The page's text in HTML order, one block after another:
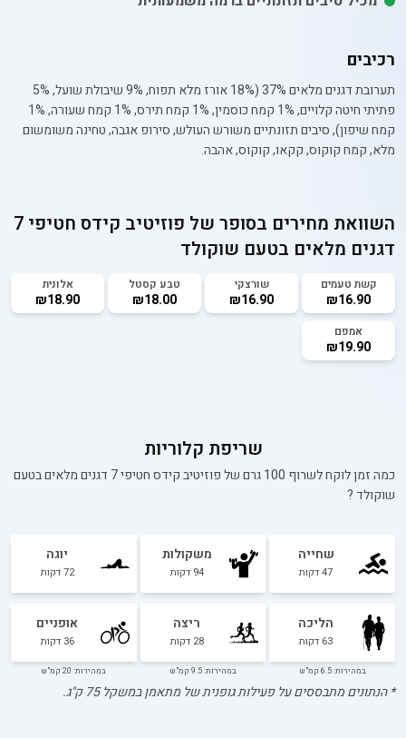
רכיבים
תערובת דגנים מלאים 37% (18% אורז מלא תפוח, 9% שיבולת שועל, 5%
פתיתי חיטה קלויים, 1% קמח כוסמין, 1% קמח תירס, 1% קמח שעורה, 1%
קמח שיפון), סיבים תזונתיים משורש העולש, סירופ אגבה, טחינה משומשום
מלא, קמח קוקוס, קקאו, קוקוס, אהבה.
השוואת מחירים בסופר של
פוזיטיב קידס חטיפי 7
דגנים מלאים בטעם שוקולד
קשת טעמים
₪16.90
שורצקי
₪16.90
טבע קסטל
₪18.00
אלונית
₪18.90
אמפם
₪19.90
שריפת קלוריות
כמה זמן לוקח לשרוף 100 גרם של
פוזיטיב קידס חטיפי 7 דגנים מלאים בטעם
שוקולד ?
שחייה
47דקות
משקולות
94 דקות
יוגה
72דקות
הליכה
63 דקות
במהירות: 6.5 קמ"ש
ריצה
28 דקות
במהירות: 9.5 קמ"ש
אופניים
36 דקות
במהירות: 20 קמ"ש
* הנתונים מתבססים על פעילות גופנית של מתאמן במשקל75ק"ג.